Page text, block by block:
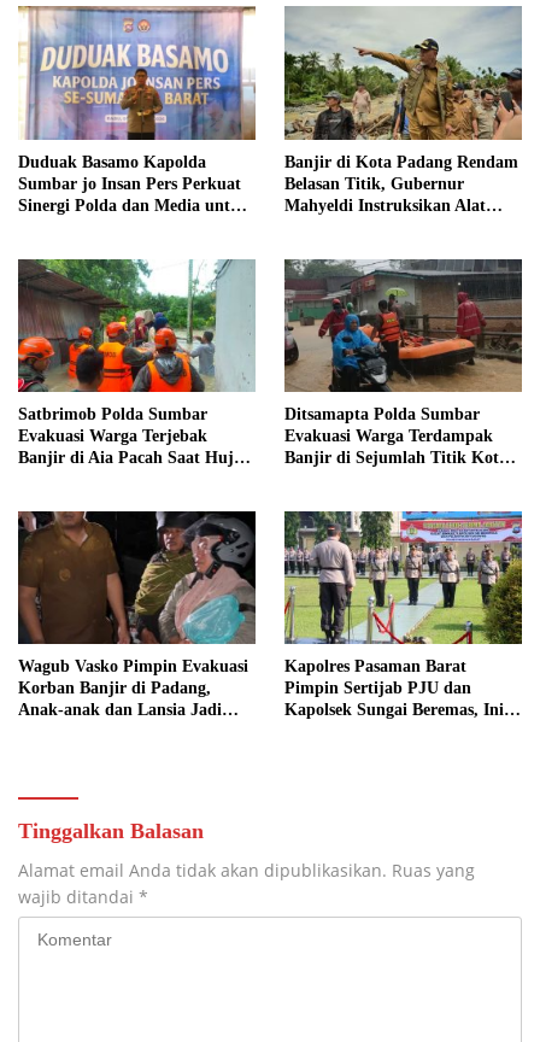
Duduak Basamo Kapolda
Sumbar jo Insan Pers Perkuat
Sinergi Polda dan Media untuk
Banjir di Kota Padang Rendam
Belasan Titik, Gubernur
Mahyeldi Instruksikan Alat
Satbrimob Polda Sumbar
Evakuasi Warga Terjebak
Banjir di Aia Pacah Saat Hujan
Ditsamapta Polda Sumbar
Evakuasi Warga Terdampak
Banjir di Sejumlah Titik Kota
Wagub Vasko Pimpin Evakuasi
Korban Banjir di Padang,
Anak-anak dan Lansia Jadi
Kapolres Pasaman Barat
Pimpin Sertijab PJU dan
Kapolsek Sungai Beremas, Ini
Tinggalkan Balasan
Alamat email Anda tidak akan dipublikasikan. Ruas yang
wajib ditandai *